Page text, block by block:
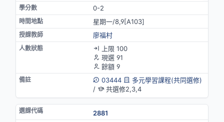
0-2
星期一/8,9[A103]
廖福村
上限 100
現選 91
餘額 9
03444
多元學習課程(共同選修)
/
共選修2,3,4
2881